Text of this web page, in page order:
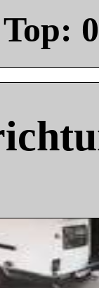
0